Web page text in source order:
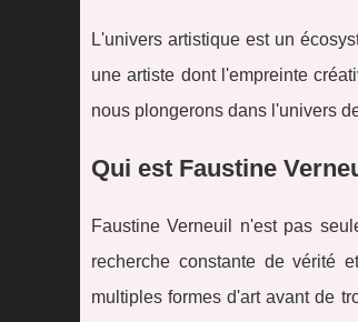
L'univers artistique est un
une artiste dont l'empreinte
nous plongerons dans l'univers
Qui est Faustine
Faustine Verneuil n'est pas
recherche constante de vérité
multiples formes d'art avant de